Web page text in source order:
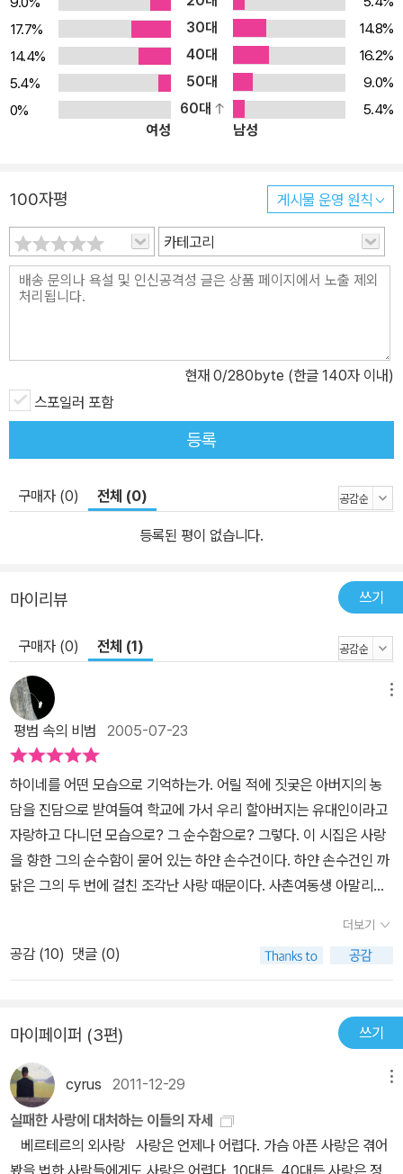
17.7%
30대
14.8%
14.4%
40대
16.2%
5.4%
50대
9.0%
0%
60대
5.4%
여성
남성
100자평 게시물 운영 원칙
카테고리
현재 0/280byte (한글 140자 이내)
스포일러 포함
등록
구매자 (0) 전체 (0)
등록된 평이 없습니다.
마이리뷰 쓰기
구매자 (0) 전체 (1)
평범 속의 비범 2005-07-23
하이네를 어떤 모습으로 기억하는가. 어릴 적에 짓궂은 아버지의 농
담을 진담으로 받여들여 학교에 가서 우리 할아버지는 유대인이라고
자랑하고 다니던 모습으로? 그 순수함으로? 그렇다. 이 시집은 사랑
을 향한 그의 순수함이 묻어 있는 하얀 손수건이다. 하얀 손수건인 까
닭은 그의 두 번에 걸친 조각난 사랑 때문이다. 사촌여동생 아말리와
의 무능력만을 증명하는 계기가 되었다. 그래도 그 두 번의 실패한 사
랑이 이 시집에 독일 최고의 사랑시를 만들어주었고, 나중에 하이네
가 망명처 파리에서 경제적으로 고통을 받을 때에도 많은 도움을 주
적 표현의 극치를 보여주는 것들이다. 페트라르카 풍의 여성 묘사가
바닥 났을 때 하이네가 등장하여 새로운 사랑시적 표현의 보고를 만
들었다. 독일 민요 특유의 4행절에 담긴 애틋한 정조, 그 기본적인 정
서를 우리는 세칭 <로렐라이>에서 확인할 수 있다.처음엔 단아한 아
름다움으로 시작되던 노래는 끝 부분에 가면 언제가 급전을 이루며
새로운 결말을 맺으니 이는 하이네가 조롱하던 낭만주의자들, 아니
더보기
공감 (10) 댓글 (0)
마이페이퍼 (3편) 쓰기
cyrus 2011-12-29
실패한 사랑에 대처하는 이들의 자세
베르테르의 외사랑 사랑은 언제나 어렵다. 가슴 아픈 사랑은 겪어